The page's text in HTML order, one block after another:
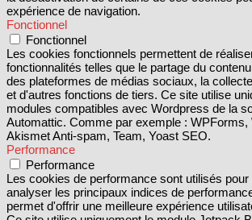
expérience de navigation.
Fonctionnel
Fonctionnel
Les cookies fonctionnels permettent de
fonctionnalités telles que le partage du
des plateformes de médias sociaux, la
et d'autres fonctions de tiers. Ce site utilise
modules compatibles avec Wordpress de la
Automattic. Comme par exemple : WPForms,
Akismet Anti-spam, Team, Yoast SEO.
Performance
Performance
Les cookies de performance sont utilisés
analyser les principaux indices de
permet d'offrir une meilleure expérience